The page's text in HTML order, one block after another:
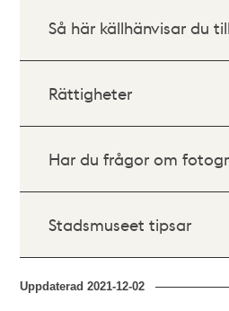
Så här källhänvisar du
Rättigheter
Har du frågor om
Stadsmuseet tipsar
Uppdaterad2021-12-02